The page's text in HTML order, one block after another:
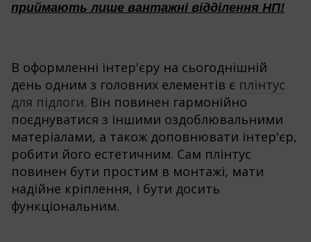
приймають лише вантажні відділення НП!
В оформленні інтер'єру на сьогоднішній
день одним з головних елементів є плінтус
для підлоги. Він повинен гармонійно
поєднуватися з іншими оздоблювальними
матеріалами, а також доповнювати інтер'єр,
робити його естетичним. Сам плінтус
повинен бути простим в монтажі, мати
надійне кріплення, і бути досить
функціональним.